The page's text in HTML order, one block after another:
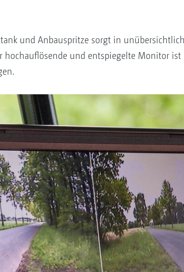
und Anbauspritze sorgt in
hochauflösende und entspiegelte Monitor